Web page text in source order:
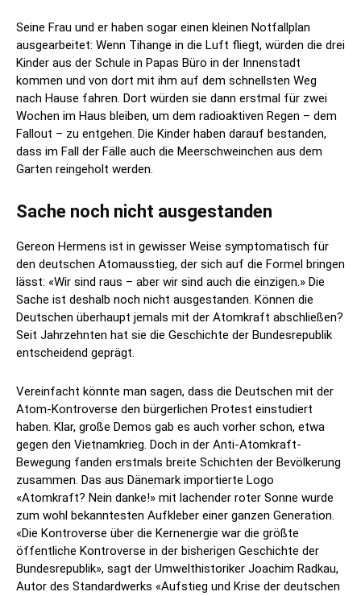
Seine Frau und er haben sogar einen kleinen Notfallplan
ausgearbeitet: Wenn Tihange in die Luft fliegt, würden die drei
Kinder aus der Schule in Papas Büro in der Innenstadt
kommen und von dort mit ihm auf dem schnellsten Weg
nach Hause fahren. Dort würden sie dann erstmal für zwei
Wochen im Haus bleiben, um dem radioaktiven Regen – dem
Fallout – zu entgehen. Die Kinder haben darauf bestanden,
dass im Fall der Fälle auch die Meerschweinchen aus dem
Garten reingeholt werden.
Sache noch nicht ausgestanden
Gereon Hermens ist in gewisser Weise symptomatisch für
den deutschen Atomausstieg, der sich auf die Formel bringen
lässt: «Wir sind raus – aber wir sind auch die einzigen.» Die
Sache ist deshalb noch nicht ausgestanden. Können die
Deutschen überhaupt jemals mit der Atomkraft abschließen?
Seit Jahrzehnten hat sie die Geschichte der Bundesrepublik
entscheidend geprägt.
Vereinfacht könnte man sagen, dass die Deutschen mit der
Atom-Kontroverse den bürgerlichen Protest einstudiert
haben. Klar, große Demos gab es auch vorher schon, etwa
gegen den Vietnamkrieg. Doch in der Anti-Atomkraft-
Bewegung fanden erstmals breite Schichten der Bevölkerung
zusammen. Das aus Dänemark importierte Logo
«Atomkraft? Nein danke!» mit lachender roter Sonne wurde
zum wohl bekanntesten Aufkleber einer ganzen Generation.
«Die Kontroverse über die Kernenergie war die größte
öffentliche Kontroverse in der bisherigen Geschichte der
Bundesrepublik», sagt der Umwelthistoriker Joachim Radkau,
Autor des Standardwerks «Aufstieg und Krise der deutschen